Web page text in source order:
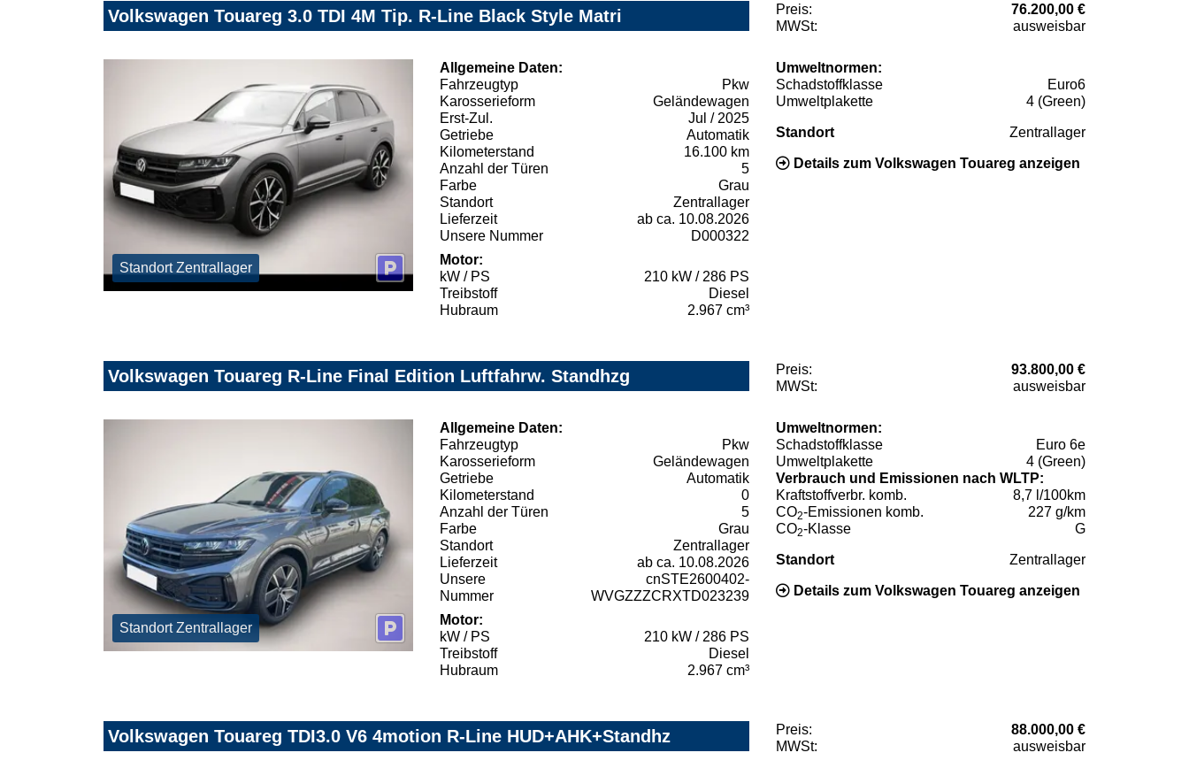
Volkswagen Touareg 3.0 TDI 4M Tip. R-Line Black Style Matri Preis:
76.200,00 €
MWSt:
ausweisbar
Standort Zentrallager
Allgemeine Daten:
Fahrzeugtyp
Pkw
Karosserieform
Geländewagen
Erst-Zul.
Jul / 2025
Getriebe
Automatik
Kilometerstand
16.100 km
Anzahl der Türen
5
Farbe
Grau
Standort
Zentrallager
Lieferzeit
ab ca. 10.08.2026
Unsere Nummer
D000322
Motor:
kW / PS
210 kW / 286 PS
Treibstoff
Diesel
Hubraum
2.967 cm³
Umweltnormen:
Schadstoffklasse
Euro6
Umweltplakette
4 (Green)
Standort Zentrallager
Details zum Volkswagen Touareg anzeigen
Volkswagen Touareg R-Line Final Edition Luftfahrw. Standhzg Preis:
93.800,00 €
MWSt:
ausweisbar
Standort Zentrallager
Allgemeine Daten:
Fahrzeugtyp
Pkw
Karosserieform
Geländewagen
Getriebe
Automatik
Kilometerstand
0
Anzahl der Türen
5
Farbe
Grau
Standort
Zentrallager
Lieferzeit
ab ca. 10.08.2026
Unsere
Nummer
cnSTE2600402-
WVGZZZCRXTD023239
Motor:
kW / PS
210 kW / 286 PS
Treibstoff
Diesel
Hubraum
2.967 cm³
Umweltnormen:
Schadstoffklasse
Euro 6e
Umweltplakette
4 (Green)
Verbrauch und Emissionen nach WLTP:
Kraftstoffverbr. komb.
8,7 l/100km
CO2-Emissionen komb.
227 g/km
CO2-Klasse G
Standort Zentrallager
Details zum Volkswagen Touareg anzeigen
Volkswagen Touareg TDI3.0 V6 4motion R-Line HUD+AHK+Standhz Preis:
88.000,00 €
MWSt:
ausweisbar